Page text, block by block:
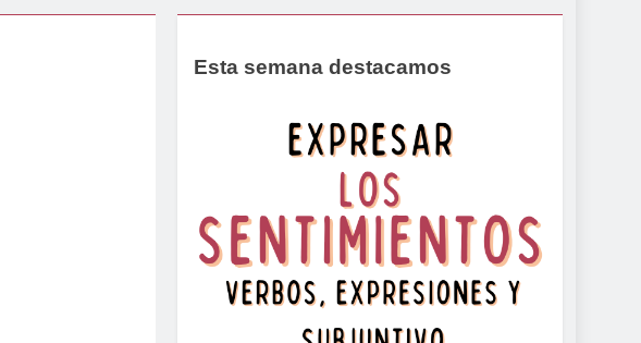
Esta semana destacamos